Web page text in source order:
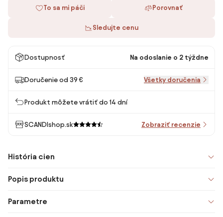
To sa mi páči Porovnať
Sledujte cenu
Dostupnosť Na odoslanie o 2 týždne
Doručenie od 39 € Všetky doručenia
Produkt môžete vrátiť do 14 dní
SCANDIshop.sk Zobraziť recenzie
História cien
Popis produktu
Parametre